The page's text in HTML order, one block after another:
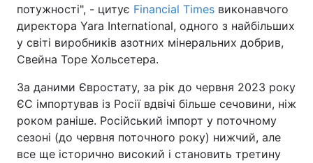
Зброя Інциденти
Здоров'я Туризм
Цікавинки
Екологія Регіони
Лонгріди
потужності", - цитує Financial Times виконавчого
директора Yara International, одного з найбільших
у світі виробників азотних мінеральних добрив,
Свейна Торе Хольсетера.
За даними Євростату, за рік до червня 2023 року
ЄС імпортував із Росії вдвічі більше сечовини, ніж
роком раніше. Російський імпорт у поточному
сезоні (до червня поточного року) нижчий, але
все ще історично високий і становить третину